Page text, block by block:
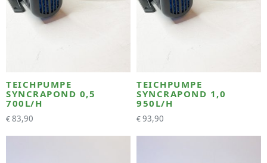
TEICHPUMPE
SYNCRAPOND 0,5
700L/H
€83,90
TEICHPUMPE
SYNCRAPOND 1,0
950L/H
€93,90